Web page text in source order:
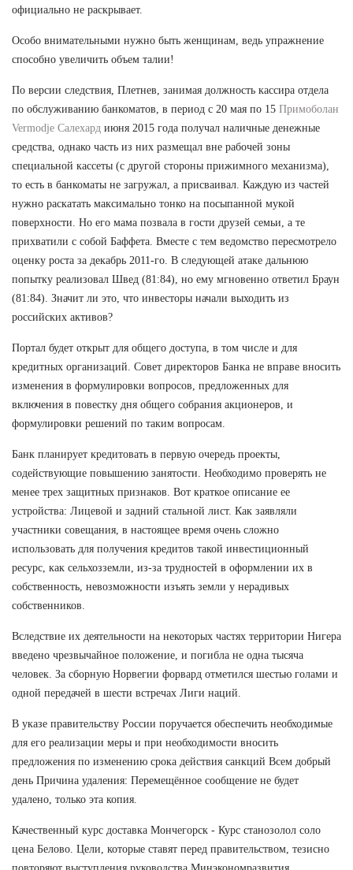
официально не раскрывает.
Особо внимательными нужно быть женщинам, ведь упражнение
способно увеличить объем талии!
По версии следствия, Плетнев, занимая должность кассира отдела
по обслуживанию банкоматов, в период с 20 мая по 15 Примоболан
Vermodje Салехард июня 2015 года получал наличные денежные
средства, однако часть из них размещал вне рабочей зоны
специальной кассеты (с другой стороны прижимного механизма),
то есть в банкоматы не загружал, а присваивал. Каждую из частей
нужно раскатать максимально тонко на посыпанной мукой
поверхности. Но его мама позвала в гости друзей семьи, а те
прихватили с собой Баффета. Вместе с тем ведомство пересмотрело
оценку роста за декабрь 2011-го. В следующей атаке дальнюю
попытку реализовал Швед (81:84), но ему мгновенно ответил Браун
(81:84). Значит ли это, что инвесторы начали выходить из
российских активов?
Портал будет открыт для общего доступа, в том числе и для
кредитных организаций. Совет директоров Банка не вправе вносить
изменения в формулировки вопросов, предложенных для
включения в повестку дня общего собрания акционеров, и
формулировки решений по таким вопросам.
Банк планирует кредитовать в первую очередь проекты,
содействующие повышению занятости. Необходимо проверять не
менее трех защитных признаков. Вот краткое описание ее
устройства: Лицевой и задний стальной лист. Как заявляли
участники совещания, в настоящее время очень сложно
использовать для получения кредитов такой инвестиционный
ресурс, как сельхозземли, из-за трудностей в оформлении их в
собственность, невозможности изъять земли у нерадивых
собственников.
Вследствие их деятельности на некоторых частях территории Нигера
введено чрезвычайное положение, и погибла не одна тысяча
человек. За сборную Норвегии форвард отметился шестью голами и
одной передачей в шести встречах Лиги наций.
В указе правительству России поручается обеспечить необходимые
для его реализации меры и при необходимости вносить
предложения по изменению срока действия санкций Всем добрый
день Причина удаления: Перемещённое сообщение не будет
удалено, только эта копия.
Качественный курс доставка Мончегорск - Курс станозолол соло
цена Белово. Цели, которые ставят перед правительством, тезисно